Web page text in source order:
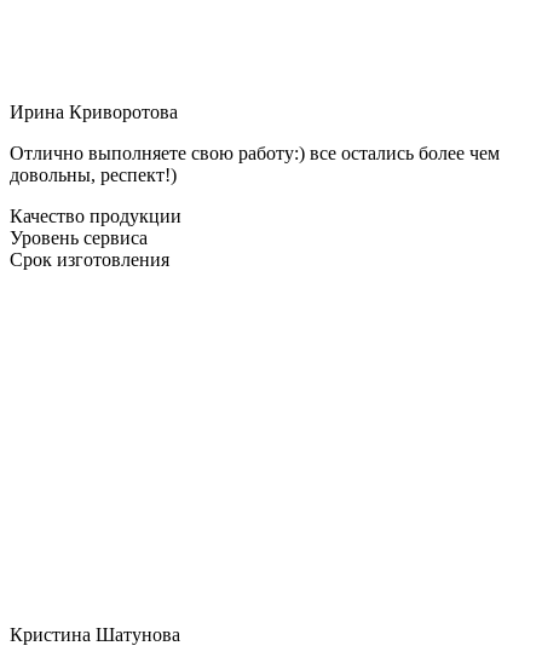
Ирина Криворотова
Отлично выполняете свою работу:) все остались более чем
довольны, респект!)
Качество продукции
Уровень сервиса
Срок изготовления
Кристина Шатунова